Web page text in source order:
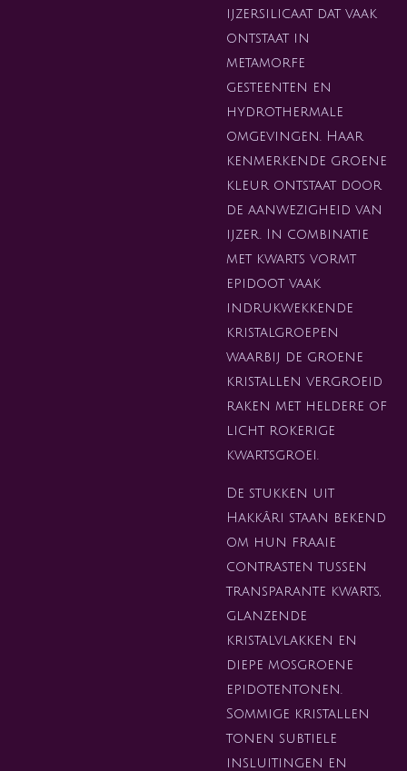
ijzersilicaat dat vaak
ontstaat in
metamorfe
gesteenten en
hydrothermale
omgevingen. Haar
kenmerkende groene
kleur ontstaat door
de aanwezigheid van
ijzer. In combinatie
met kwarts vormt
epidoot vaak
indrukwekkende
kristalgroepen
waarbij de groene
kristallen vergroeid
raken met heldere of
licht rokerige
kwartsgroei.
De stukken uit
Hakkâri staan bekend
om hun fraaie
contrasten tussen
transparante kwarts,
glanzende
kristalvlakken en
diepe mosgroene
epidotentonen.
Sommige kristallen
tonen subtiele
insluitingen en